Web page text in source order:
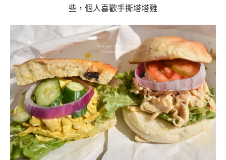
些，個人喜歡手撕塔塔雞